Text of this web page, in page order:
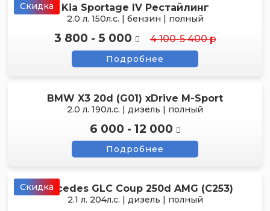
Kia Sportage IV Рестайлинг
2.0 л. 150л.с. | бензин | полный
3 800 - 5 000 4 100-5 400 р
Скидка
Подробнее
BMW X3 20d (G01) xDrive M-Sport
2.0 л. 190л.с. | дизель | полный
6 000 - 12 000
Подробнее
Mercedes GLC Coup 250d AMG (C253)
2.1 л. 204л.с. | дизель | полный
Скидка